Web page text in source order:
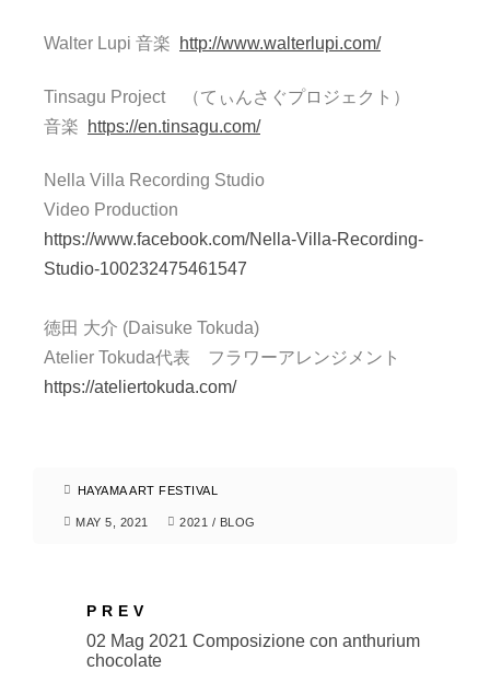
Walter Lupi 音楽 http://www.walterlupi.com/
Tinsagu Project （てぃんさぐプロジェクト）
音楽
https://en.tinsagu.com/
Nella Villa Recording Studio
Video Production
https://www.facebook.com/Nella-Villa-Recording-
Studio-100232475461547
徳田 大介 (Daisuke Tokuda)
Atelier Tokuda代表 フラワーアレンジメント
https://ateliertokuda.com/
HAYAMA ART FESTIVAL
MAY 5, 2021 2021 / BLOG
PREV
02 Mag 2021 Composizione con anthurium
chocolate